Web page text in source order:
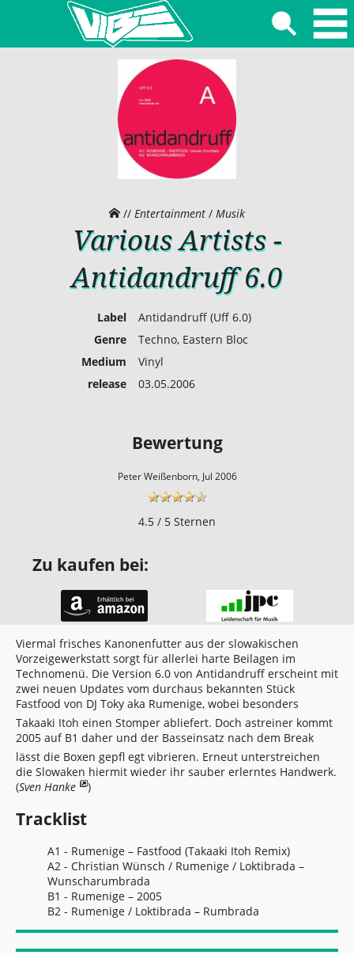
// Entertainment / Musik
Various Artists -
Antidandruff 6.0
Label
Antidandruff (Uff 6.0)
Genre
Techno, Eastern Bloc
Medium
Vinyl
release
03.05.2006
Bewertung
Peter Weißenborn, Jul 2006
4.5 / 5 Sternen
Zu kaufen bei:
Viermal frisches Kanonenfutter aus der slowakischen
Vorzeigewerkstatt sorgt für allerlei harte Beilagen im
Technomenü. Die Version 6.0 von Antidandruff erscheint mit
zwei neuen Updates vom durchaus bekannten Stück
Fastfood von DJ Toky aka Rumenige, wobei besonders
Takaaki Itoh einen Stomper abliefert. Doch astreiner kommt
2005 auf B1 daher und der Basseinsatz nach dem Break
lässt die Boxen gepfl egt vibrieren. Erneut unterstreichen
die Slowaken hiermit wieder ihr sauber erlerntes Handwerk.
(Sven Hanke )
Tracklist
A1 - Rumenige – Fastfood (Takaaki Itoh Remix)
A2 - Christian Wünsch / Rumenige / Loktibrada –
Wunscharumbrada
B1 - Rumenige – 2005
B2 - Rumenige / Loktibrada – Rumbrada